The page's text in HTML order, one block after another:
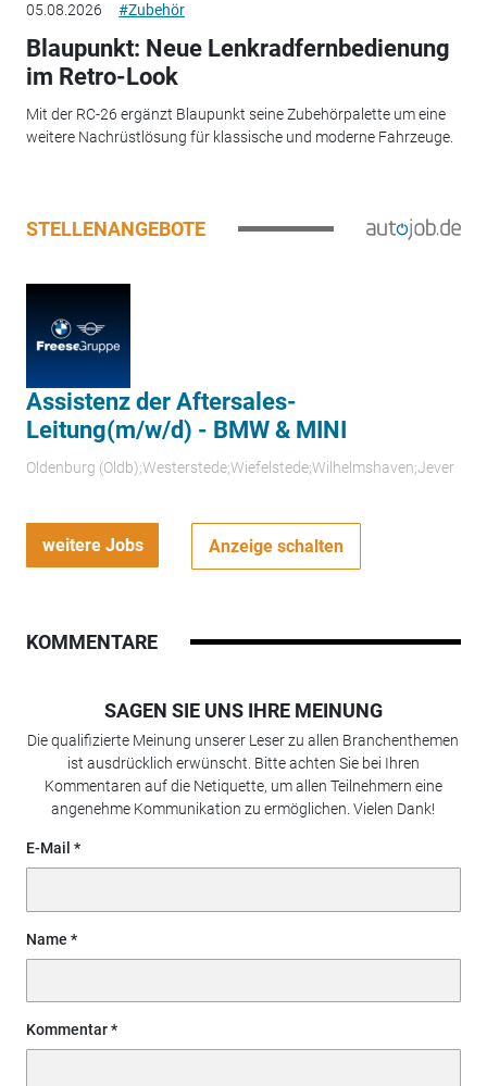
05.08.2026 #Zubehör
Blaupunkt: Neue Lenkradfernbedienung
im Retro-Look
Mit der RC-26 ergänzt Blaupunkt seine Zubehörpalette um eine
weitere Nachrüstlösung für klassische und moderne Fahrzeuge.
STELLENANGEBOTE
Assistenz der Aftersales-
Leitung(m/w/d) - BMW & MINI
Oldenburg (Oldb);Westerstede;Wiefelstede;Wilhelmshaven;Jever
weitere Jobs Anzeige schalten
KOMMENTARE
SAGEN SIE UNS IHRE MEINUNG
Die qualifizierte Meinung unserer Leser zu allen Branchenthemen
ist ausdrücklich erwünscht. Bitte achten Sie bei Ihren
Kommentaren auf die Netiquette, um allen Teilnehmern eine
angenehme Kommunikation zu ermöglichen. Vielen Dank!
E-Mail
Name
Kommentar